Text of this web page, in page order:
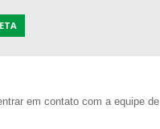
em contato com a equipe de